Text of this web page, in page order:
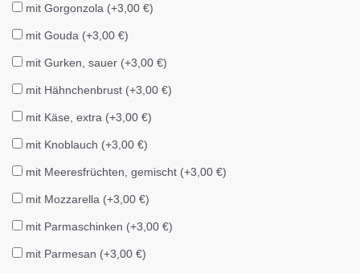
mit Gorgonzola (+3,00 €)
mit Gouda (+3,00 €)
mit Gurken, sauer (+3,00 €)
mit Hähnchenbrust (+3,00 €)
mit Käse, extra (+3,00 €)
mit Knoblauch (+3,00 €)
mit Meeresfrüchten, gemischt (+3,00 €)
mit Mozzarella (+3,00 €)
mit Parmaschinken (+3,00 €)
mit Parmesan (+3,00 €)